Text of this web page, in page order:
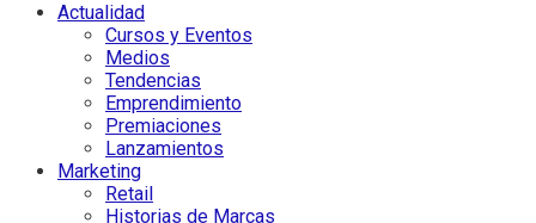
Actualidad
Cursos y Eventos
Medios
Tendencias
Emprendimiento
Premiaciones
Lanzamientos
Marketing
Retail
Historias de Marcas